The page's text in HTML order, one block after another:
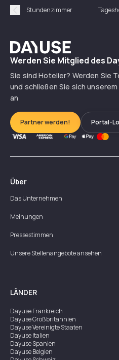
Précédent
Stundenzimmer
Dayuse
Werden Sie Mitglied des
Sie sind Hotelier? Werden Sie
und schließen Sie sich
an
Partner werden! Portal-
Über
Das Unternehmen
Meinungen
Pressestimmen
Unsere Stellenangebote ansehen
LÄNDER
DayuseFrankreich
DayuseGroßbritannien
DayuseVereinigte Staaten
DayuseItalien
DayuseSpanien
DayuseBelgien